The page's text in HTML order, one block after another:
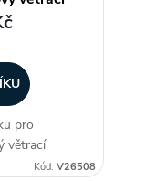
pro
větrací
TERNO-
Kód: V26508